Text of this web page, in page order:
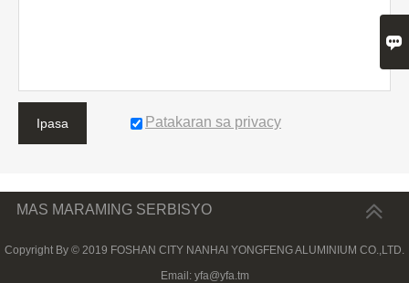
Ipasa Patakaran sa privacy
MAS MARAMING SERBISYO
Copyright By © 2019 FOSHAN CITY NANHAI YONGFENG ALUMINIUM CO.,LTD.
Email: yfa@yfa.tm
